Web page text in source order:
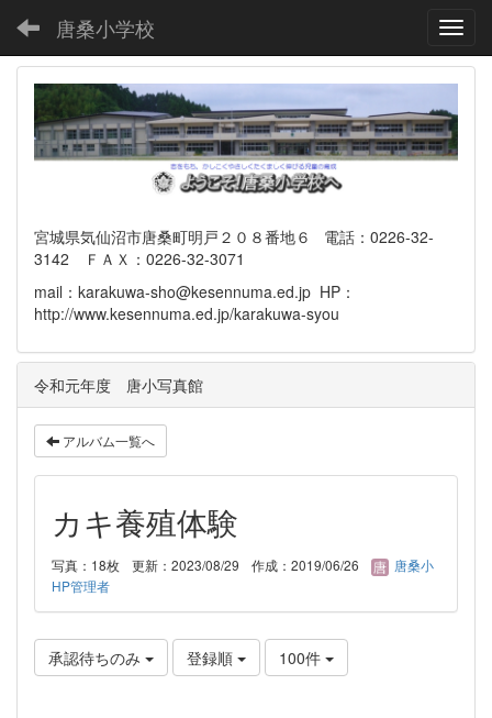
唐桑小学校
宮城県気仙沼市唐桑町明戸２０８番地６ 電話：0226-32-
3142 ＦＡＸ：0226-32-3071
mail：karakuwa-sho@kesennuma.ed.jp HP：
http://www.kesennuma.ed.jp/karakuwa-syou
令和元年度 唐小写真館
アルバム一覧へ
カキ養殖体験
写真：18枚 更新：2023/08/29 作成：2019/06/26
唐桑小
HP管理者
承認待ちのみ 登録順 100件